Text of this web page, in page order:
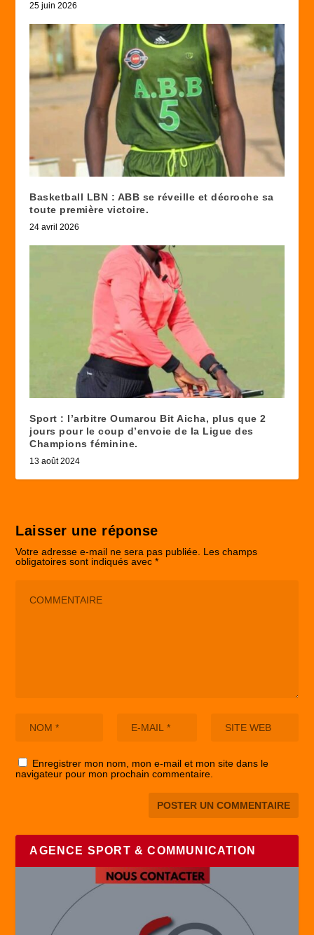
25 juin 2026
Basketball LBN : ABB se réveille et décroche sa
toute première victoire.
24 avril 2026
Sport : l’arbitre Oumarou Bit Aicha, plus que 2
jours pour le coup d’envoie de la Ligue des
Champions féminine.
13 août 2024
Laisser une réponse
Votre adresse e-mail ne sera pas publiée. Les champs
obligatoires sont indiqués avec*
Enregistrer mon nom, mon e-mail et mon site dans le
navigateur pour mon prochain commentaire.
AGENCE SPORT & COMMUNICATION